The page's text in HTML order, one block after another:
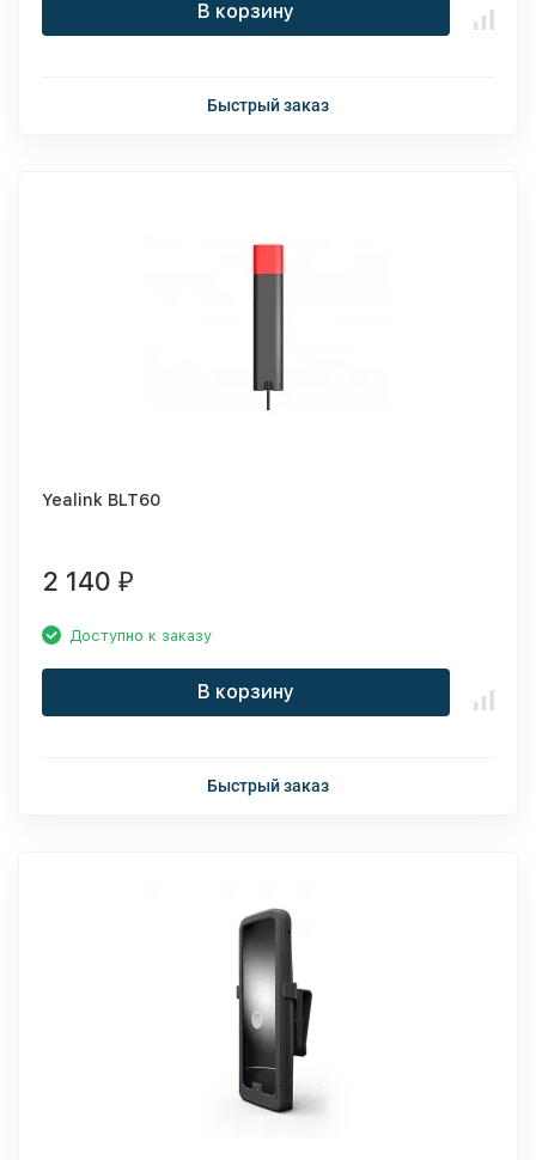
В корзину
Быстрый заказ
Yealink BLT60
2 140 ₽
Доступно к заказу
В корзину
Быстрый заказ